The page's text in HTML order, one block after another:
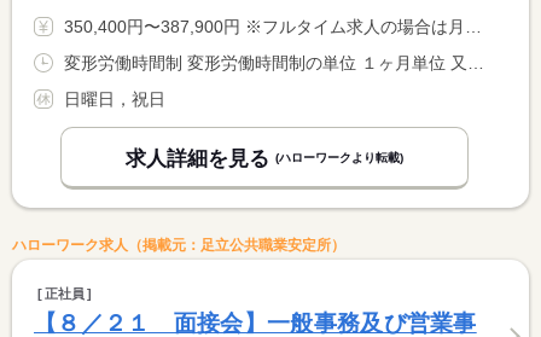
350,400円〜387,900円 ※フルタイム求人の場合は月額（換算額）、パート求人の場合は時間額を表示しています。
日曜日，祝日
求人詳細を見る (ハローワークより転載)
ハローワーク求人（掲載元：足立公共職業安定所）
正社員
【８／２１ 面接会】一般事務及び営業事